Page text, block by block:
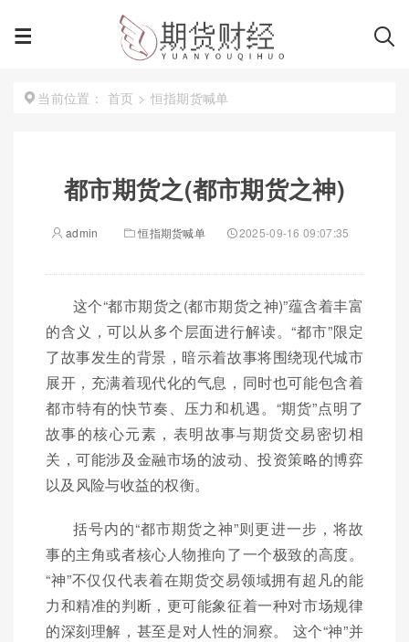
当前位置： 首页 > 恒指期货喊单
都市期货之(都市期货之神)
admin 恒指期货喊单 2025-09-16 09:07:35
这个“都市期货之(都市期货之神)”蕴含着丰富
的含义，可以从多个层面进行解读。“都市”限定
了故事发生的背景，暗示着故事将围绕现代城市
展开，充满着现代化的气息，同时也可能包含着
都市特有的快节奏、压力和机遇。“期货”点明了
故事的核心元素，表明故事与期货交易密切相
关，可能涉及金融市场的波动、投资策略的博弈
以及风险与收益的权衡。
括号内的“都市期货之神”则更进一步，将故
事的主角或者核心人物推向了一个极致的高度。
“神”不仅仅代表着在期货交易领域拥有超凡的能
力和精准的判断，更可能象征着一种对市场规律
的深刻理解，甚至是对人性的洞察。 这个“神”并